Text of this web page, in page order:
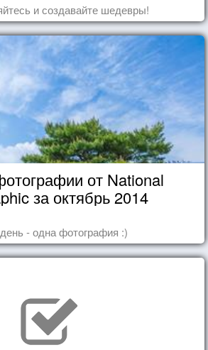
и создавайте шедевры!
от National
за октябрь 2014
- одна фотография :)